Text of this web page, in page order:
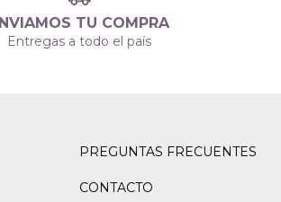
TU COMPRA
Entregas a todo el país
PREGUNTAS FRECUENTES
CONTACTO